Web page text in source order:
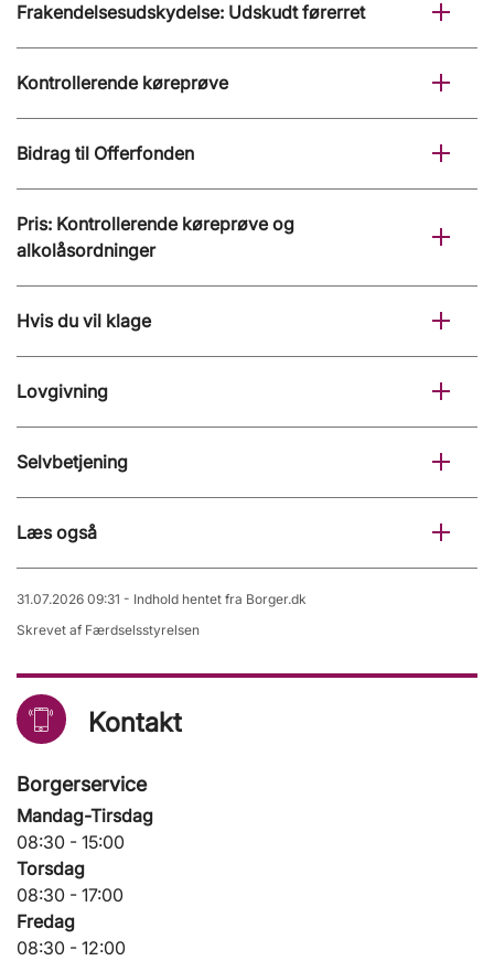
Frakendelsesudskydelse: Udskudt førerret
Kontrollerende køreprøve
Bidrag til Offerfonden
Pris: Kontrollerende køreprøve og
alkolåsordninger
Hvis du vil klage
Lovgivning
Selvbetjening
Læs også
31.07.2026 09:31 - Indhold hentet fra Borger.dk
Skrevet af Færdselsstyrelsen
Kontakt
Borgerservice
Mandag-Tirsdag
08:30 - 15:00
Torsdag
08:30 - 17:00
Fredag
08:30 - 12:00